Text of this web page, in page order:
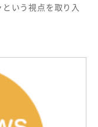
いう視点を取り入